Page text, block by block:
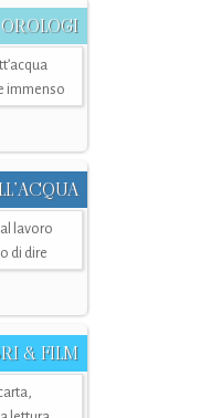
immenso
lavoro
di dire
& FILM